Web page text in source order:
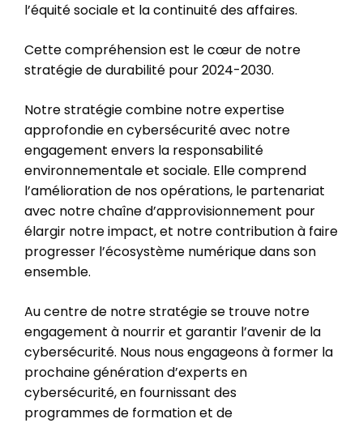
l’équité sociale et la continuité des affaires.
Cette compréhension est le cœur de notre
stratégie de durabilité pour 2024-2030.
Notre stratégie combine notre expertise
approfondie en cybersécurité avec notre
engagement envers la responsabilité
environnementale et sociale. Elle comprend
l’amélioration de nos opérations, le partenariat
avec notre chaîne d’approvisionnement pour
élargir notre impact, et notre contribution à faire
progresser l’écosystème numérique dans son
ensemble.
Au centre de notre stratégie se trouve notre
engagement à nourrir et garantir l’avenir de la
cybersécurité. Nous nous engageons à former la
prochaine génération d’experts en
cybersécurité, en fournissant des
programmes de formation et de